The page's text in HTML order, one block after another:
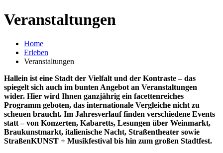
Veran­staltungen
Home
Erleben
Veranstaltungen
Hallein ist eine Stadt der Vielfalt und der Kontraste – das
spiegelt sich auch im bunten Angebot an Veranstaltungen
wider. Hier wird Ihnen ganzjährig ein facettenreiches
Programm geboten, das internationale Vergleiche nicht zu
scheuen braucht. Im Jahresverlauf finden verschiedene Events
statt – von Konzerten, Kabaretts, Lesungen über Weinmarkt,
Braukunstmarkt, italienische Nacht, Straßentheater sowie
StraßenKUNST + Musikfestival bis hin zum großen Stadtfest.